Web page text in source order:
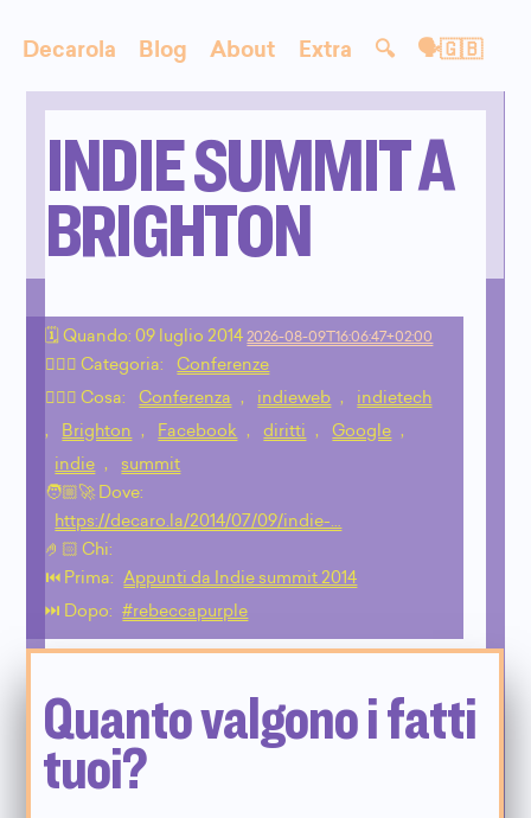
Decarola Blog About Extra 🔍 🗣🇬🇧
INDIE SUMMIT A
BRIGHTON
🗓 Quando:09 luglio 2014 2026-08-09T16:06:47+02:00
🙇🏻‍♂️ Categoria:
Conferenze
💁🏼‍♂️ Cosa:
Conferenza , indieweb ,
indietech
,
Brighton , Facebook , diritti , Google ,
indie ,
summit
🧑🏼‍🚀 Dove:
https://decaro.la/2014/07/09/indie-…
🤌🏻 Chi:
⏮️ Prima:
Appunti da Indie summit 2014
⏭️ Dopo:
#rebeccapurple
Quanto valgono i fatti
tuoi?